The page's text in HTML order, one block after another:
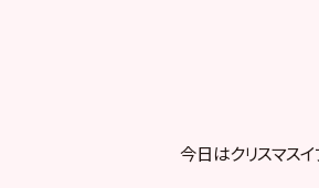
今日はクリスマス